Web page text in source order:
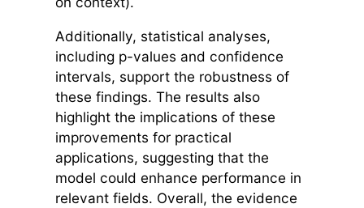
Additionally, statistical analyses,
including p-values and confidence
intervals, support the robustness of
these findings. The results also
highlight the implications of these
improvements for practical
applications, suggesting that the
model could enhance performance in
relevant fields. Overall, the evidence